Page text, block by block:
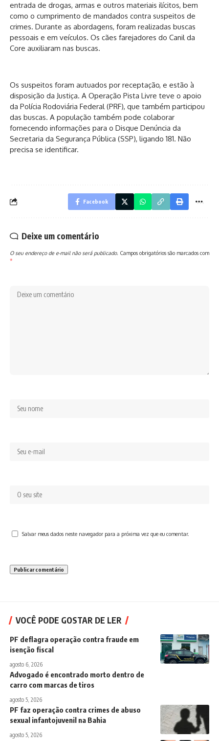
entrada de drogas, armas e outros materiais ilícitos, bem
como o cumprimento de mandados contra suspeitos de
crimes. Durante as abordagens, foram realizadas buscas
pessoais e em veículos. Os cães farejadores do Canil da
Core auxiliaram nas buscas.
Os suspeitos foram autuados por receptação, e estão à
disposição da Justiça. A Operação Pista Livre teve o apoio
da Polícia Rodoviária Federal (PRF), que também participou
das buscas. A população também pode colaborar
fornecendo informações para o Disque Denúncia da
Secretaria da Segurança Pública (SSP), ligando 181. Não
precisa se identificar.
Facebook
Deixe um comentário
O seu endereço de e-mail não será publicado. Campos obrigatórios são marcados com
*
Salvar meus dados neste navegador para a próxima vez que eu comentar.
VOCÊ PODE GOSTAR DE LER
PF deflagra operação contra fraude em
isenção fiscal
agosto 6, 2026
Advogado é encontrado morto dentro de
carro com marcas de tiros
agosto 5, 2026
PF faz operação contra crimes de abuso
sexual infantojuvenil na Bahia
agosto 5, 2026